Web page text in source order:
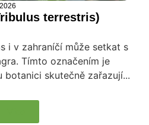
terrestris)
i v zahraníčí může setkat s
Tímto označením je
botanici skutečně zařazují...